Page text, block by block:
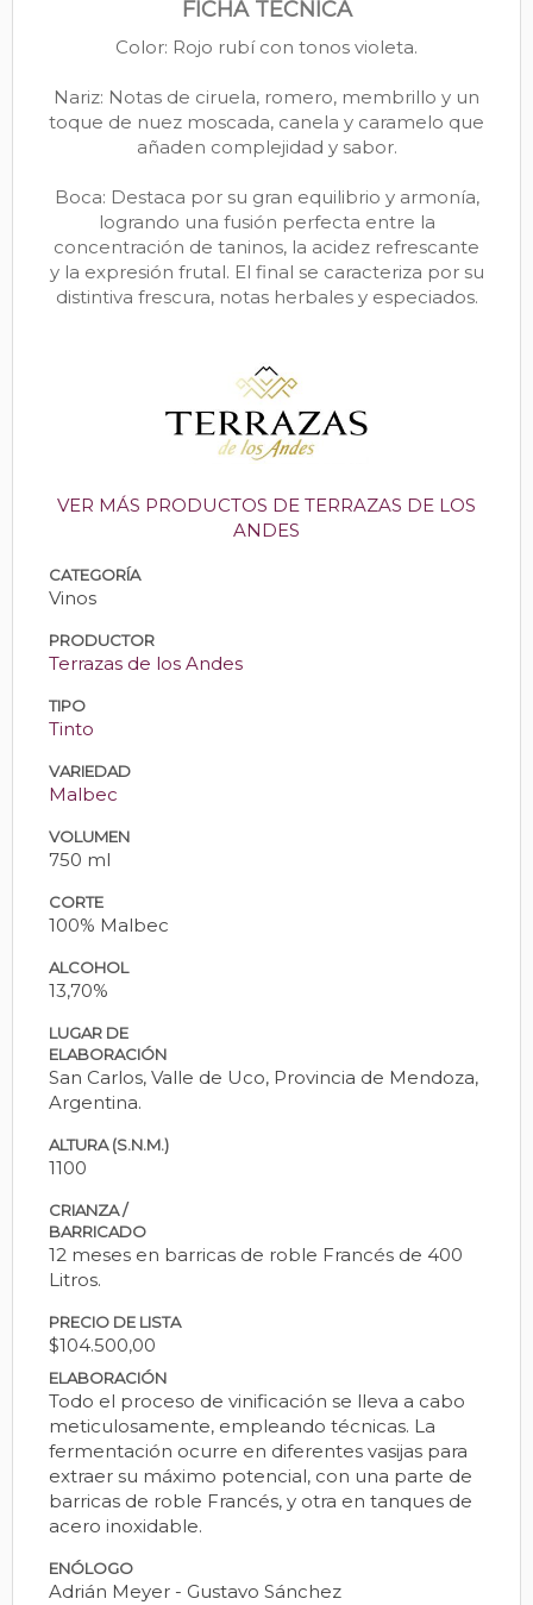
FICHA TÉCNICA
Color: Rojo rubí con tonos violeta.
Nariz: Notas de ciruela, romero, membrillo y un
toque de nuez moscada, canela y caramelo que
añaden complejidad y sabor.
Boca: Destaca por su gran equilibrio y armonía,
logrando una fusión perfecta entre la
concentración de taninos, la acidez refrescante
y la expresión frutal. El final se caracteriza por su
distintiva frescura, notas herbales y especiados.
VER MÁS PRODUCTOS DE TERRAZAS DE LOS
ANDES
CATEGORÍA
Vinos
PRODUCTOR
Terrazas de los Andes
TIPO
Tinto
VARIEDAD
Malbec
VOLUMEN
750 ml
CORTE
100% Malbec
ALCOHOL
13,70%
LUGAR DE
ELABORACIÓN
San Carlos, Valle de Uco, Provincia de Mendoza,
Argentina.
ALTURA (S.N.M.)
1100
CRIANZA /
BARRICADO
12 meses en barricas de roble Francés de 400
Litros.
PRECIO DE LISTA
$104.500,00
ELABORACIÓN
Todo el proceso de vinificación se lleva a cabo
meticulosamente, empleando técnicas. La
fermentación ocurre en diferentes vasijas para
extraer su máximo potencial, con una parte de
barricas de roble Francés, y otra en tanques de
acero inoxidable.
ENÓLOGO
Adrián Meyer - Gustavo Sánchez